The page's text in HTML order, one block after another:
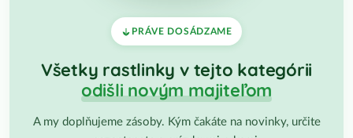
PRÁVE DOSÁDZAME
Všetky rastlinky v tejto kategórii
odišli novým majiteľom
A my doplňujeme zásoby. Kým čakáte na novinky, určite